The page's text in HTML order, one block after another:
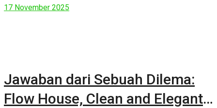
17 November 2025
Jawaban dari Sebuah Dilema:
Flow House, Clean and Elegant